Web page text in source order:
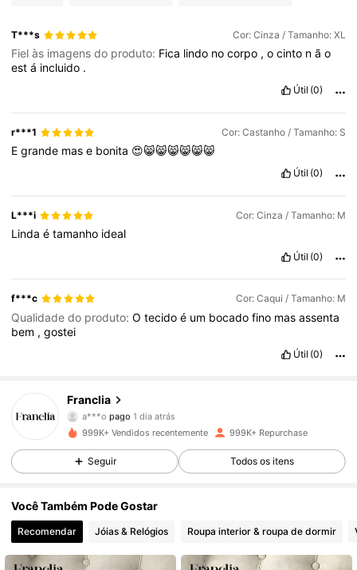
T***s Cor: Cinza / Tamanho: XL
Fiel às imagens do produto: Fica lindo nocorpo ,ocinto não
está incluido .
Útil (0)
r***1 Cor: Castanho / Tamanho: S
Egrande mase bonita 😍😸😸😸😸😸😸
Útil (0)
L***i Cor: Cinza / Tamanho: M
Lindaétamanho ideal
Útil (0)
f***c Cor: Caqui / Tamanho: M
Qualidade do produto:Otecidoé um bocadofino masassenta
bem ,gostei
Útil (0)
Franclia
a***opago
j***aseguiu10 minutos atrás
4,72 1.6M Seguidores
4,72 1.6M Seguidores
999K+ Vendidos recentemente 999K+ Repurchase
Seguir Todos os itens
Você Também Pode Gostar
Recomendar Jóias & Relógios Roupa interior & roupa de dormir